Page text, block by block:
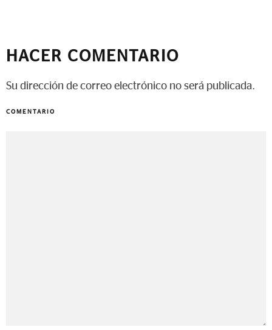
HACER COMENTARIO
Su dirección de correo electrónico no será publicada.
COMENTARIO